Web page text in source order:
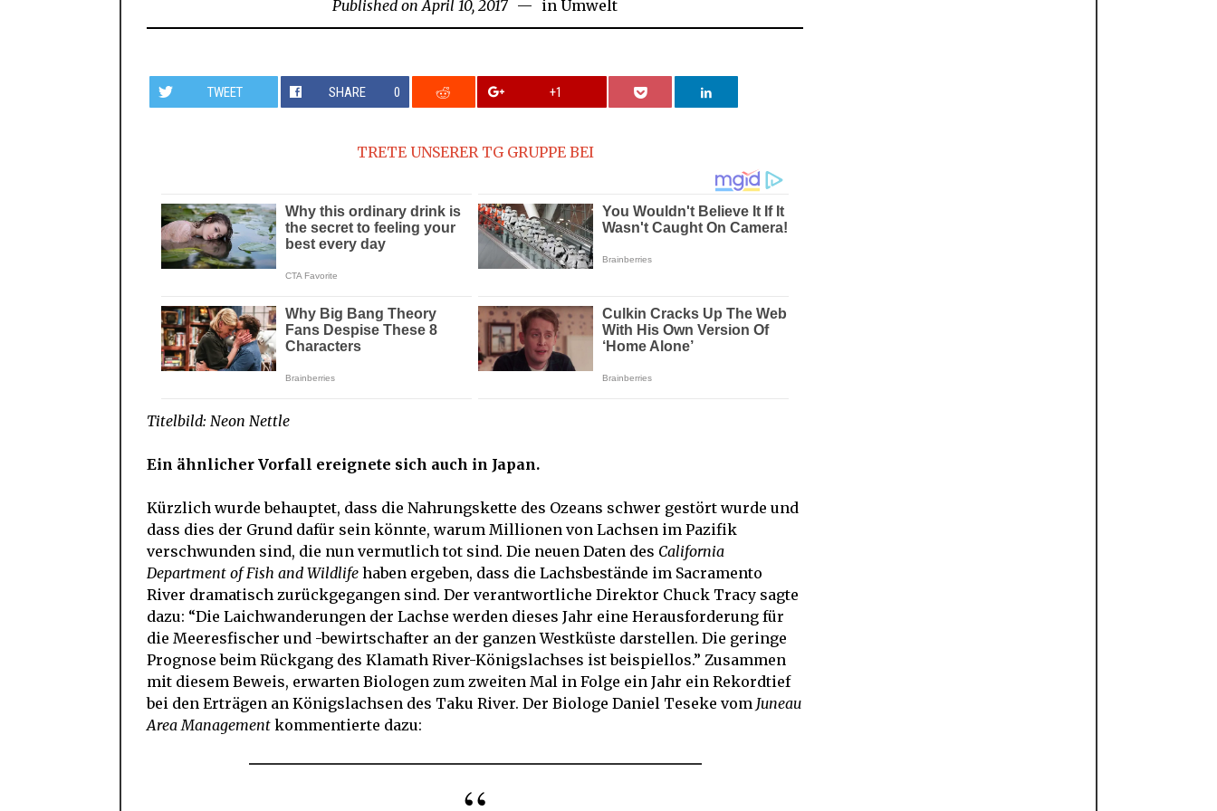
Published on April 10, 2017 June
22,
in Umwelt
TWEET SHARE 0 +1
TRETE UNSERER TG GRUPPE BEI
Titelbild: Neon Nettle
Ein ähnlicher Vorfall ereignete sich auch in Japan.
Kürzlich wurde behauptet, dass die Nahrungskette des Ozeans schwer gestört wurde und
dass dies der Grund dafür sein könnte, warum Millionen von Lachsen im Pazifik
verschwunden sind, die nun vermutlich tot sind. Die neuen Daten des California
Department of Fish and Wildlife haben ergeben, dass die Lachsbestände im Sacramento
River dramatisch zurückgegangen sind. Der verantwortliche Direktor Chuck Tracy sagte
dazu: “Die Laichwanderungen der Lachse werden dieses Jahr eine Herausforderung für
die Meeresfischer und -bewirtschafter an der ganzen Westküste darstellen. Die geringe
Prognose beim Rückgang des Klamath River-Königslachses ist beispiellos.” Zusammen
mit diesem Beweis, erwarten Biologen zum zweiten Mal in Folge ein Jahr ein Rekordtief
bei den Erträgen an Königslachsen des Taku River. Der Biologe Daniel Teseke vom Juneau
Area Management kommentierte dazu: